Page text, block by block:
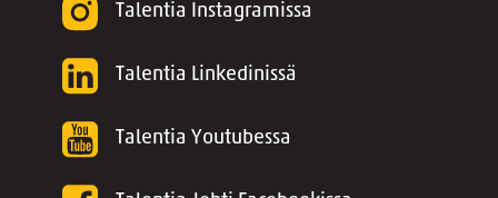
Talentia Instagramissa
Talentia Linkedinissä
Talentia Youtubessa